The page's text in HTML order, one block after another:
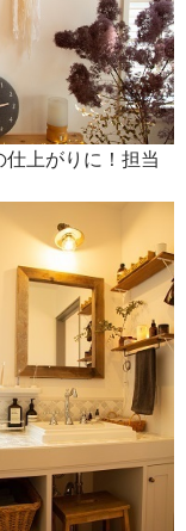
上がりに！担当